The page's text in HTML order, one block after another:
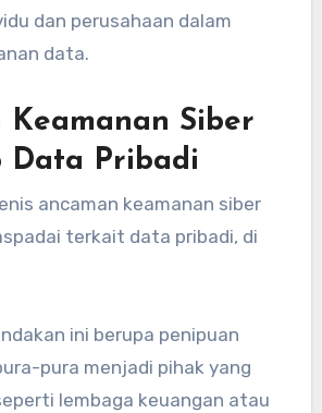
dan perusahaan dalam
data.
Keamanan Siber
Data Pribadi
ancaman keamanan siber
terkait data pribadi, di
ini berupa penipuan
pura menjadi pihak yang
lembaga keuangan atau